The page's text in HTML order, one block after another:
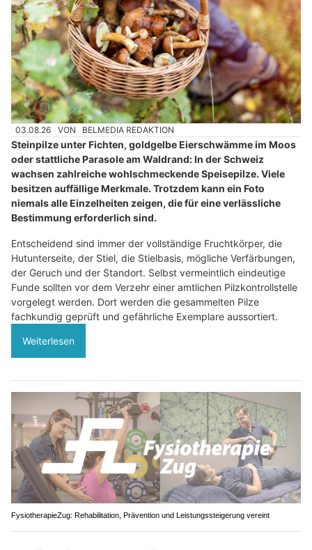
03.08.26 VON BELMEDIA REDAKTION
Steinpilze unter Fichten, goldgelbe Eierschwämme im Moos
oder stattliche Parasole am Waldrand: In der Schweiz
wachsen zahlreiche wohlschmeckende Speisepilze. Viele
besitzen auffällige Merkmale. Trotzdem kann ein Foto
niemals alle Einzelheiten zeigen, die für eine verlässliche
Bestimmung erforderlich sind.
Entscheidend sind immer der vollständige Fruchtkörper, die
Hutunterseite, der Stiel, die Stielbasis, mögliche Verfärbungen,
der Geruch und der Standort. Selbst vermeintlich eindeutige
Funde sollten vor dem Verzehr einer amtlichen Pilzkontrollstelle
vorgelegt werden. Dort werden die gesammelten Pilze
fachkundig geprüft und gefährliche Exemplare aussortiert.
Weiterlesen
FysiotherapieZug: Rehabilitation, Prävention und Leistungssteigerung vereint